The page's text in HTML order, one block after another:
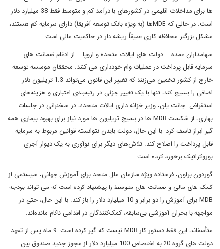
ها برای مداخلات اقلیمی در کشورهای با درآمد کم و متوسط فقط 38 میلیارد دلار
است. در حالی که MDBها (به ویژه بانک توسعه آفریقا) دارای سرمایه کم هستند،
مشکل بزرگتر محافظه کاری عمیقاً ریشه دار در حاکمیت مالی است.
سهامداران عمده – دولت های ایالات متحده و اروپا – از ادغام ضمانت های
سرمایه قابل پرداخت در عملیات وام خودداری می کنند. محققان موسسه توسعه
خارج از کشور تخمین می‌زنند که تغییر این قانون می‌تواند 1.3 تریلیون دلار
اضافی را بسیج کند، تنها با یک تغییر جزئی در رتبه‌بندی اعتباری و هزینه‌های
استقراض. جانت یلن، وزیر خزانه داری ایالات متحده، در سخنرانی در جلسات
بهاری، از شکست MDB ها در بسیج تریلیون ها مورد نیاز برای بهبود بیماری همه
گیر ابراز تاسف کرد. با این حال، دولت بایدن نتوانسته قوانین مربوط به سرمایه
قابل پرداخت را اصلاح کند. تلاش‌های دیگر برای نوآوری به یک دیوار آجری
بوروکراتیک برخورد کرده است.
گوردون براون، فرستاده ویژه سازمان ملل متحد برای آموزش جهانی، سیستمی از
کمک های مالی و ضمانت های متوسط را پیشنهاد کرده است که می تواند بودجه
MDB برای آموزش را دو برابر و 10 میلیارد دلار را باز کند. با این حال، حتی در
مواجهه با بحران آموزشی بی‌سابقه، کمک‌کنندگان در اقدامی ناکام مانده‌اند.
متأسفانه، این فقط دستور کار MDB نیست که گیر کرده است. 9 ماه پس از تعهد
دولت های گروه 20 به اختصاص 100 میلیارد دلار از مجوز جدید صندوق بین